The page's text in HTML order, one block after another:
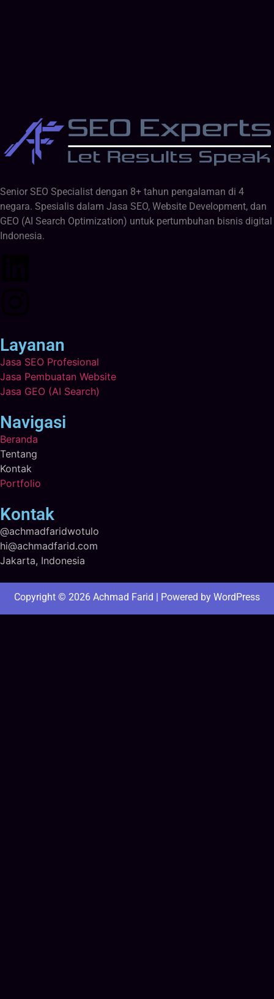
Senior SEO Specialist dengan 8+ tahun pengalaman di 4
negara. Spesialis dalam Jasa SEO, Website Development, dan
GEO (AI Search Optimization) untuk pertumbuhan bisnis digital
Indonesia.
Layanan
Jasa SEO Profesional
Jasa Pembuatan Website
Jasa GEO (AI Search)
Navigasi
Beranda
Tentang
Kontak
Portfolio
Kontak
@achmadfaridwotulo
hi@achmadfarid.com
Jakarta, Indonesia
Copyright © 2026 Achmad Farid | Powered by WordPress